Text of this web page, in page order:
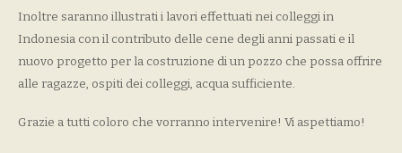
Inoltre saranno illustrati i lavori effettuati nei colleggi in
Indonesia con il contributo delle cene degli anni passati e il
nuovo progetto per la costruzione di un pozzo che possa offrire
alle ragazze, ospiti dei colleggi, acqua sufficiente.
Grazie a tutti coloro che vorranno intervenire! Vi aspettiamo!